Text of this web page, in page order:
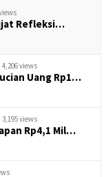
Refleksi…
4,206 views
Uang Rp1…
3,195 views
Rp4,1 Mil…